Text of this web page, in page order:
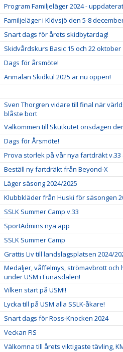
Program Familjeläger 2024 -
Familjeläger i Klövsjö den 5-8
Snart dags för årets skidbytardag!
Skidvårdskurs Basic 15 och 22 oktober
Dags för årsmöte!
Anmälan Skidkul 2025 är nu öppen!
Sven Thorgren vidare till final när
blåste bort
Välkommen till Skutkutet onsdagen
Dags för Årsmöte!
Prova storlek på vår nya fartdräkt v.33
Beställ ny fartdräkt från Beyond-X
Läger säsong 2024/2025
Klubbkläder från Huski för säsongen
SSLK Summer Camp v.33
SportAdmins nya app
SSLK Summer Camp
Grattis Liv till landslagsplatsen 2024/
Medaljer, våffelmys, strömavbrott och
under USM i Funäsdalen!
Vilken start på USM!!
Lycka till på USM alla SSLK-åkare!
Snart dags för Ross-Knocken 2024
Veckan FIS
Välkomna till årets viktigaste tävling,